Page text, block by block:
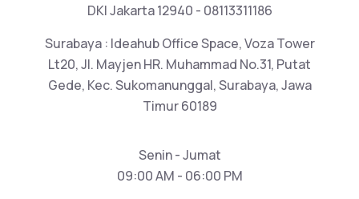
DKI Jakarta 12940 - 08113311186
Surabaya : Ideahub Office Space, Voza Tower
Lt20, Jl. Mayjen HR. Muhammad No.31, Putat
Gede, Kec. Sukomanunggal, Surabaya, Jawa
Timur 60189
Senin - Jumat
09:00 AM - 06:00 PM